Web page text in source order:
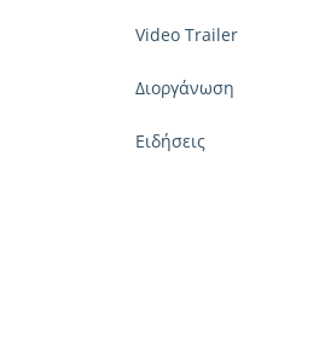
Video Trailer
Διοργάνωση
Ειδήσεις